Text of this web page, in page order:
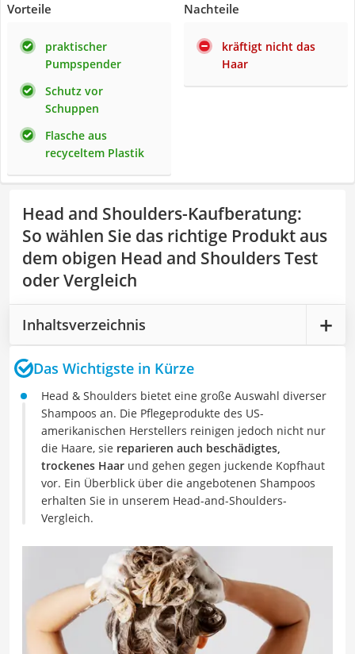
Vorteile
praktischer
Pumpspender
Schutz vor
Schuppen
Flasche aus
recyceltem Plastik
Nachteile
kräftigt nicht das
Haar
Head and Shoulders-Kaufberatung:
So wählen Sie das richtige Produkt aus
dem obigen Head and Shoulders Test
oder Vergleich
Inhaltsverzeichnis
Das Wichtigste in Kürze
Head & Shoulders bietet eine große Auswahl diverser
Shampoos an. Die Pflegeprodukte des US-
amerikanischen Herstellers reinigen jedoch nicht nur
die Haare, sie reparieren auch beschädigtes,
trockenes Haar und gehen gegen juckende Kopfhaut
vor. Ein Überblick über die angebotenen Shampoos
erhalten Sie in unserem Head-and-Shoulders-
Vergleich.